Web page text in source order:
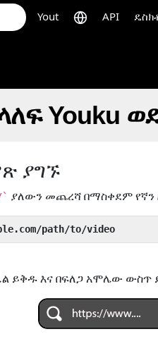
Yout API
Youku ወደ
ያግኙ
ያለውን መጨረሻ በማስቀደም የኛን
path/to/video
ይቅዱ እና በፍለጋ አሞሌው ውስጥ